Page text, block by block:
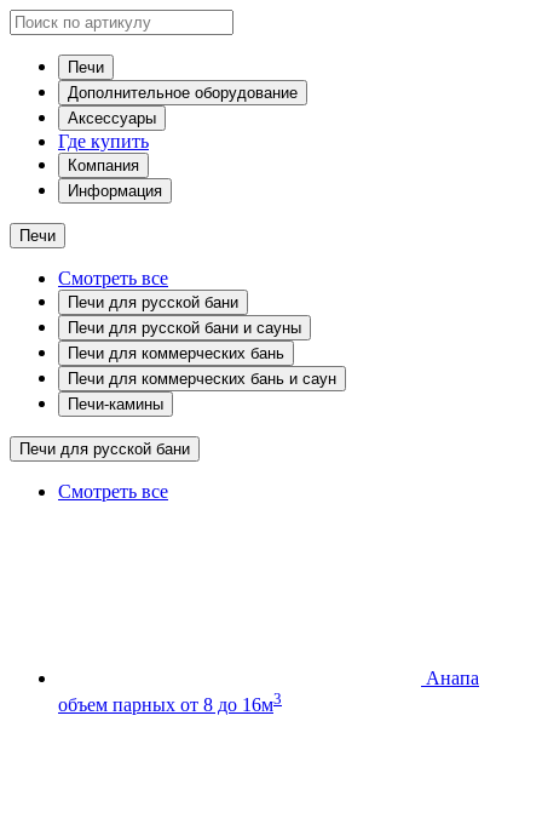
Печи
Дополнительное оборудование
Аксессуары
Где купить
Компания
Информация
Печи
Смотреть все
Печи для русской бани
Печи для русской бани и сауны
Печи для коммерческих бань
Печи для коммерческих бань и саун
Печи-камины
Печи для русской бани
Смотреть все
Анапа
объем парных от 8 до 16м3